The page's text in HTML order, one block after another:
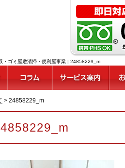
・ゴミ屋敷清掃・便利屋事業 | 24858229_m
> 24858229_m